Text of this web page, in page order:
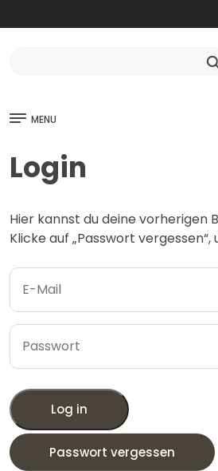
MENU
Login
Hier kannst du deine vorherigen
Klicke auf „Passwort
Log in
Passwort vergessen